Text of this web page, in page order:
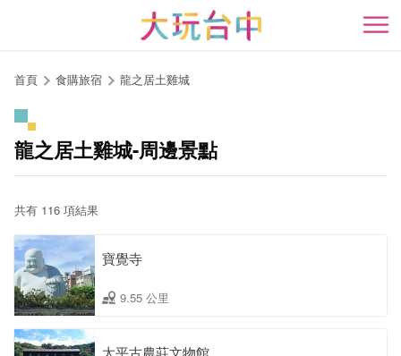
開
首頁 食購旅宿 龍之居土雞城
龍之居土雞城-周邊景點
共有 116 項結果
寶覺寺
9.55 公里
太平古農莊文物館